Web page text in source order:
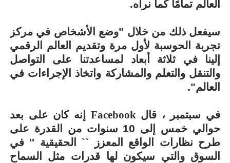
العالم تمامًا كما نراه.
سيفعل ذلك من خلال "وضع الأشخاص في مركز
تجربة الحوسبة لأول مرة وتقديم العالم الرقمي
إلينا في ثلاثة أبعاد لمساعدتنا على التواصل
والتنقل والتعلم والمشاركة واتخاذ الإجراءات في
العالم".
في سبتمبر ، قال Facebook
إنه كان على بعد
حوالي خمس إلى 10 سنوات من القدرة على
طرح نظارات الواقع المعزز `` الحقيقية '' في
السوق والتي سيكون لها قدرات مثل السماح